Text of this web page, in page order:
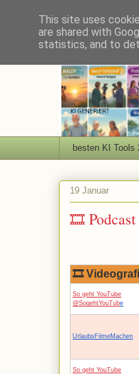
besten KI Tools
19 Januar
🎞 Podcast
🎞
So geht YouTube
@SogehtYouTube
UrlaubsFilmeMachen
So geht YouTube
This site uses
are shared with
statistics, and to